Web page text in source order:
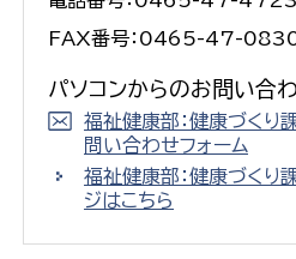
FAX番号：0465-47-
パソコンからのお問い合
福祉健康部：健康づくり
問い合わせフォーム
福祉健康部：健康づくり
ジはこちら